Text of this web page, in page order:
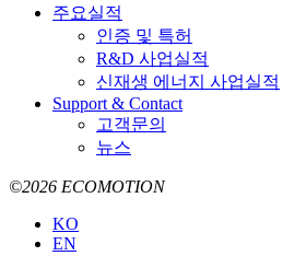
주요실적
인증 및 특허
R&D 사업실적
신재생 에너지 사업실적
Support & Contact
고객문의
뉴스
©2026 ECOMOTION
KO
EN